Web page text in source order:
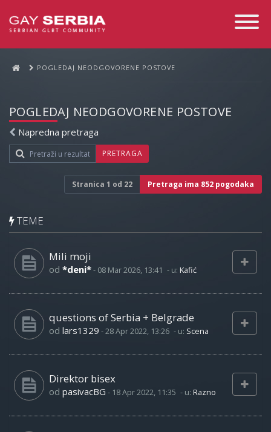
Toggle
POGLEDAJ NEODGOVORENE POSTOVE
POGLEDAJ NEODGOVORENE POSTOVE
Napredna pretraga
PRETRAGA
Stranica 1 od 22 Pretraga ima 852 pogodaka
TEME
Mili moji
od *deni*- 08 Mar 2026, 13:41 - u: Kafić
questions of Serbia + Belgrade
od lars1329 -28 Apr 2022, 13:26 - u: Scena
Direktor bisex
od pasivacBG - 18 Apr 2022, 11:35 - u: Razno